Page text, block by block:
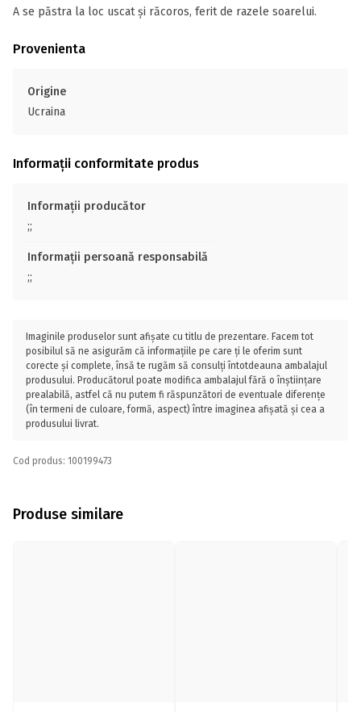
A se păstra la loc uscat și răcoros, ferit de razele soarelui.
Provenienta
Origine
Ucraina
Informații conformitate produs
Informații producător
;;
Informații persoană responsabilă
;;
Imaginile produselor sunt afișate cu titlu de prezentare. Facem tot
posibilul să ne asigurăm că informațiile pe care ți le oferim sunt
corecte și complete, însă te rugăm să consulți întotdeauna ambalajul
produsului. Producătorul poate modifica ambalajul fără o înștiințare
prealabilă, astfel că nu putem fi răspunzători de eventuale diferențe
(în termeni de culoare, formă, aspect) între imaginea afișată și cea a
produsului livrat.
Cod produs: 100199473
Produse similare